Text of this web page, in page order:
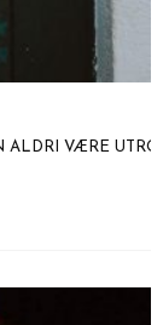
ALDRI VÆRE UTRO